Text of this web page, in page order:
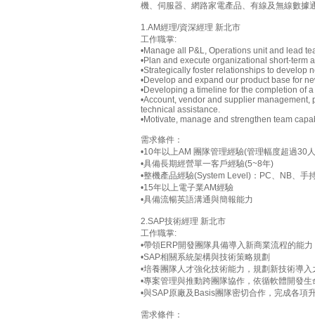
機、伺服器、網路家電產品、有線及無線數據
1.AM經理/資深經理 新北市
工作職掌:
•Manage all P&L, Operations unit and lead
•Plan and execute organizational short-term
•Strategically foster relationships to develop
•Develop and expand our product base for
•Developing a timeline for the completion of
•Account, vendor and supplier
technical assistance.
•Motivate, manage and strengthen team
需求條件：
•10年以上AM 團隊管理經驗(管理幅度超過30
•具備長期經營單一客戶經驗(5~8年)
•整機產品經驗(System Level)：PC、NB、手
•15年以上電子業AM經驗
•具備流暢英語溝通與簡報能力
2.SAP技術經理 新北市
工作職掌:
•帶領ERP開發團隊具備導入新商業流程的能
•SAP相關系統架構與技術策略規劃
•培養團隊人才強化技術能力，規劃新技術導
•專案管理與推動跨團隊協作，依循軟體開發
•與SAP原廠及Basis團隊密切合作，完成各項
需求條件：